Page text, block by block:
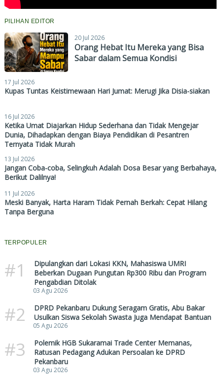
PILIHAN EDITOR
20 Jul 2026
Orang Hebat Itu Mereka yang Bisa
Sabar dalam Semua Kondisi
17 Jul 2026
Kupas Tuntas Keistimewaan Hari Jumat: Merugi Jika Disia-siakan
16 Jul 2026
Ketika Umat Diajarkan Hidup Sederhana dan Tidak Mengejar
Dunia, Dihadapkan dengan Biaya Pendidikan di Pesantren
Ternyata Tidak Murah
13 Jul 2026
Jangan Coba-coba, Selingkuh Adalah Dosa Besar yang Berbahaya,
Berikut Dalilnya!
11 Jul 2026
Meski Banyak, Harta Haram Tidak Pernah Berkah: Cepat Hilang
Tanpa Berguna
TERPOPULER
#1
Dipulangkan dari Lokasi KKN, Mahasiswa UMRI
Beberkan Dugaan Pungutan Rp300 Ribu dan Program
Pengabdian Ditolak
03 Agu 2026
#2
DPRD Pekanbaru Dukung Seragam Gratis, Abu Bakar
Usulkan Siswa Sekolah Swasta Juga Mendapat Bantuan
05 Agu 2026
#3
Polemik HGB Sukaramai Trade Center Memanas,
Ratusan Pedagang Adukan Persoalan ke DPRD
Pekanbaru
03 Agu 2026